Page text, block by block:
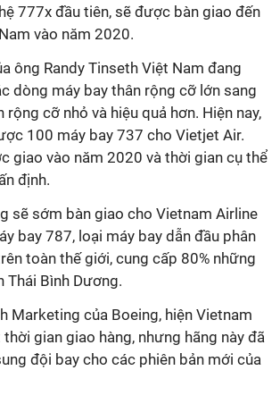
777x đầu tiên, sẽ được bàn giao đến
vào năm 2020.
ông Randy Tinseth Việt Nam đang
dòng máy bay thân rộng cỡ lớn sang
rộng cỡ nhỏ và hiệu quả hơn. Hiện nay,
100 máy bay 737 cho Vietjet Air.
giao vào năm 2020 và thời gian cụ thể
định.
sẽ sớm bàn giao cho Vietnam Airline
bay 787, loại máy bay dẫn đầu phân
toàn thế giới, cung cấp 80% những
Thái Bình Dương.
Marketing của Boeing, hiện Vietnam
gian giao hàng, nhưng hãng này đã
đội bay cho các phiên bản mới của